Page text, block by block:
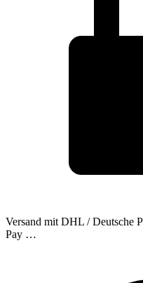
Versand mit DHL / Deutsche
Pay …